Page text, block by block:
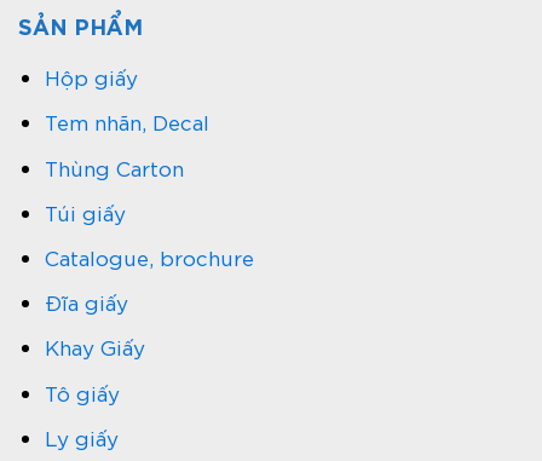
SẢN PHẨM
Hộp giấy
Tem nhãn, Decal
Thùng Carton
Túi giấy
Catalogue, brochure
Đĩa giấy
Khay Giấy
Tô giấy
Ly giấy